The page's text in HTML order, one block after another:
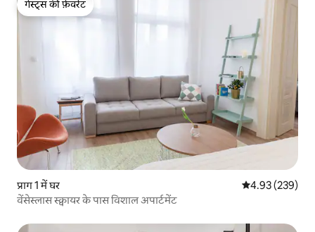
गेस्ट्स की फ़ेवरेट
गेस्ट्स की फ़ेवरेट
प्राग 1 में घर औसत रेटिंग 5 में से
4.93 (239)
वेंसेस्लास स्क्वायर के पास विशाल अपार्टमेंट